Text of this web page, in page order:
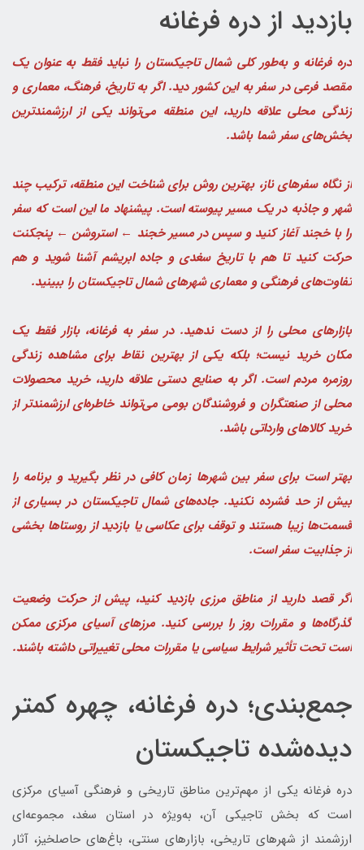
بازدید از دره فرغانه
دره فرغانه و به‌طور کلی شمال تاجیکستان را نباید فقط به عنوان یک
مقصد فرعی در سفر به این کشور دید. اگر به تاریخ، فرهنگ، معماری و
زندگی محلی علاقه دارید، این منطقه می‌تواند یکی از ارزشمندترین
بخش‌های سفر شما باشد.
از نگاه سفرهای ناز، بهترین روش برای شناخت این منطقه، ترکیب چند
شهر و جاذبه در یک مسیر پیوسته است. پیشنهاد ما این است که سفر
را با خجند آغاز کنید و سپس در مسیر خجند ← استروشن ← پنجکنت
حرکت کنید تا هم با تاریخ سغدی و جاده ابریشم آشنا شوید و هم
تفاوت‌های فرهنگی و معماری شهرهای شمال تاجیکستان را ببینید.
بازارهای محلی را از دست ندهید. در سفر به فرغانه، بازار فقط یک
مکان خرید نیست؛ بلکه یکی از بهترین نقاط برای مشاهده زندگی
روزمره مردم است. اگر به صنایع دستی علاقه دارید، خرید محصولات
محلی از صنعتگران و فروشندگان بومی می‌تواند خاطره‌ای ارزشمندتر از
خرید کالاهای وارداتی باشد.
بهتر است برای سفر بین شهرها زمان کافی در نظر بگیرید و برنامه را
بیش از حد فشرده نکنید. جاده‌های شمال تاجیکستان در بسیاری از
قسمت‌ها زیبا هستند و توقف برای عکاسی یا بازدید از روستاها بخشی
از جذابیت سفر است.
اگر قصد دارید از مناطق مرزی بازدید کنید، پیش از حرکت وضعیت
گذرگاه‌ها و مقررات روز را بررسی کنید. مرزهای آسیای مرکزی ممکن
است تحت تأثیر شرایط سیاسی یا مقررات محلی تغییراتی داشته باشند.
جمع‌بندی؛ دره فرغانه، چهره کمتر
دیده‌شده تاجیکستان
دره فرغانه یکی از مهم‌ترین مناطق تاریخی و فرهنگی آسیای مرکزی
است که بخش تاجیکی آن، به‌ویژه در استان سغد، مجموعه‌ای
ارزشمند از شهرهای تاریخی، بازارهای سنتی، باغ‌های حاصلخیز، آثار